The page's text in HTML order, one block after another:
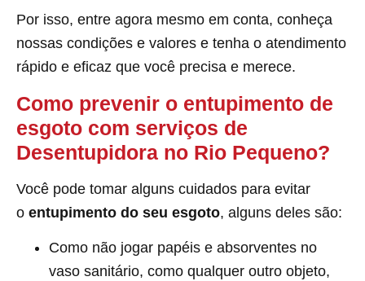
Por isso, entre agora mesmo em conta, conheça
nossas condições e valores e tenha o atendimento
rápido e eficaz que você precisa e merece.
Como prevenir o entupimento de
esgoto com serviços de
Desentupidora no Rio Pequeno?
Você pode tomar alguns cuidados para evitar
o entupimento do seu esgoto, alguns deles são:
Como não jogar papéis e absorventes no
vaso sanitário, como qualquer outro objeto,